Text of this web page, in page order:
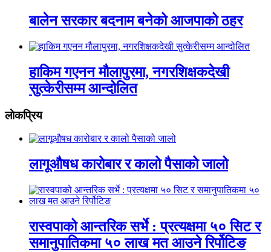
बालेन सरकार बदनाम बनेको आजपाको ठहर
हाकिम गएनन मौलापुरमा, नगरशिक्षकदेखी
सुत्केरीसम्म आन्दोलित
लाेकप्रिय
लागूऔषध कारोबार र कालो पैसाको जालो
रास्वपाको आन्तरिक सर्भे : प्रत्यक्षमा ५० सिट र
समानुपातिकमा ५० लाख मत आउने रिर्पोटिङ